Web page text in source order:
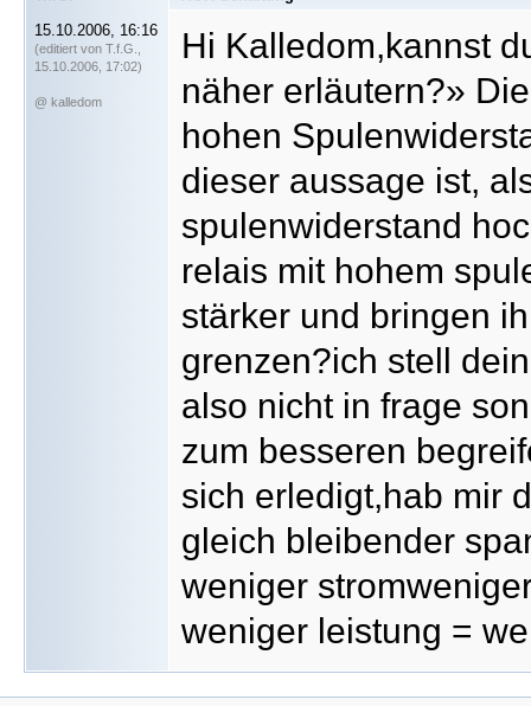
15.10.2006, 16:16
(editiert von T.f.G.,
15.10.2006, 17:02)
@ kalledom
Hi Kalledom,kannst
näher erläutern?»
hohen
dieser aussage ist,
spulenwiderstand
relais mit hohem
stärker und bringen
grenzen?ich stell
also nicht in frage
zum besseren
sich erledigt,hab mir
gleich bleibender
weniger
weniger leistung =